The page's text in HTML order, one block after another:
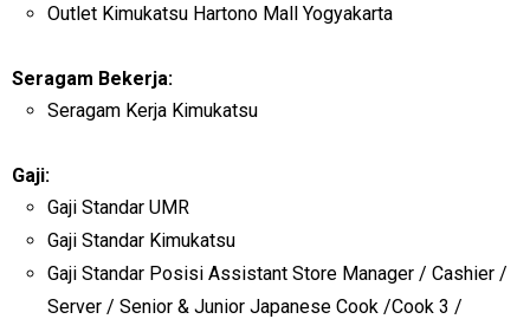
Outlet Kimukatsu Hartono Mall Yogyakarta
Seragam Bekerja:
Seragam Kerja Kimukatsu
Gaji:
Gaji Standar UMR
Gaji Standar Kimukatsu
Gaji Standar Posisi Assistant Store Manager / Cashier /
Server / Senior & Junior Japanese Cook /Cook 3 /